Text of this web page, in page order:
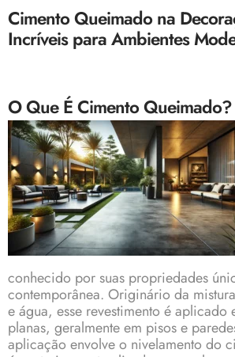
Cimento Queimado na
Incríveis para Ambientes
O Que É Cimento Queimado?
conhecido por suas propriedades
contemporânea. Originário da
e água, esse revestimento é aplicado
planas, geralmente em pisos e
aplicação envolve o nivelamento do